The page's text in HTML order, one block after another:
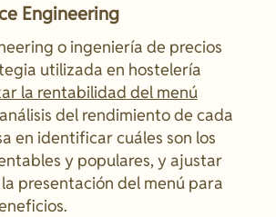
Engineering
o ingeniería de precios
utilizada en hostelería
la rentabilidad del menú
del rendimiento de cada
en identificar cuáles son los
y populares, y ajustar
presentación del menú para